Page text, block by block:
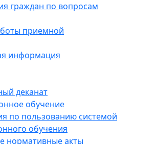
граждан по вопросам
приемной
информация
деканат
обучение
по пользованию системой
обучения
нормативные акты